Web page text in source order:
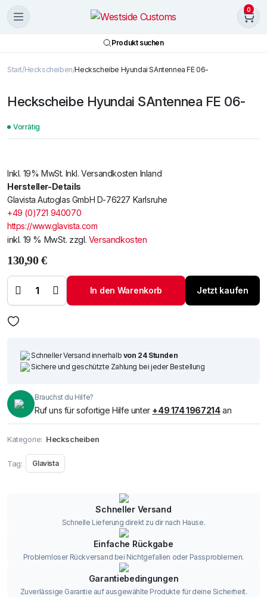
0
Produkt suchen
Start Heckscheiben Heckscheibe Hyundai SAntennea FE 06-
Heckscheibe Hyundai SAntennea FE 06-
Vorrätig
Inkl. 19% MwSt. Inkl. Versandkosten Inland
Hersteller-Details
Glavista Autoglas GmbH D-76227 Karlsruhe
+49 (0)721 940070
https://www.glavista.com
inkl. 19 % MwSt. zzgl. Versandkosten
130,90€
Hyundai
SAntennea
Menge
In den Warenkorb Jetzt kaufen
Schneller Versand innerhalb von 24 Stunden
Sichere und geschützte Zahlung bei jeder Bestellung
Brauchst du Hilfe?
Ruf uns für sofortige Hilfe unter +49 174 1967214an
Kategorie: Heckscheiben
Tag: Glavista
Schneller Versand
Schnelle Lieferung direkt zu dir nach Hause.
Einfache Rückgabe
Problemloser Rückversand bei Nichtgefallen oder Passproblemen.
Garantiebedingungen
Zuverlässige Garantie auf ausgewählte Produkte für deine Sicherheit.